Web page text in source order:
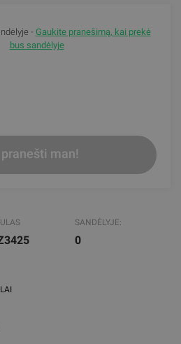
- Gaukite pranešimą, kai prekė
bus sandėlyje
pranešti man!
SANDĖLYJE:
0